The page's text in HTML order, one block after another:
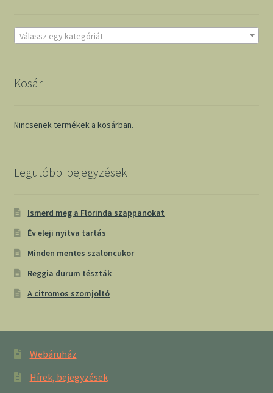
Válassz egy kategóriát
Kosár
Nincsenek termékek a kosárban.
Legutóbbi bejegyzések
Ismerd meg a Florinda szappanokat
Év eleji nyitva tartás
Minden mentes szaloncukor
Reggia durum tészták
A citromos szomjoltó
Webáruház
Hírek, bejegyzések